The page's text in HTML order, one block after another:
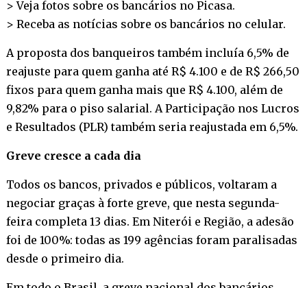
> Veja fotos sobre os bancários no Picasa.
> Receba as notícias sobre os bancários no celular.
A proposta dos banqueiros também incluía 6,5% de
reajuste para quem ganha até R$ 4.100 e de R$ 266,50
fixos para quem ganha mais que R$ 4.100, além de
9,82% para o piso salarial. A Participação nos Lucros
e Resultados (PLR) também seria reajustada em 6,5%.
Greve cresce a cada dia
Todos os bancos, privados e públicos, voltaram a
negociar graças à forte greve, que nesta segunda-
feira completa 13 dias. Em Niterói e Região, a adesão
foi de 100%: todas as 199 agências foram paralisadas
desde o primeiro dia.